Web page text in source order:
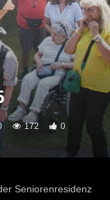
172 0
Seniorenresidenz